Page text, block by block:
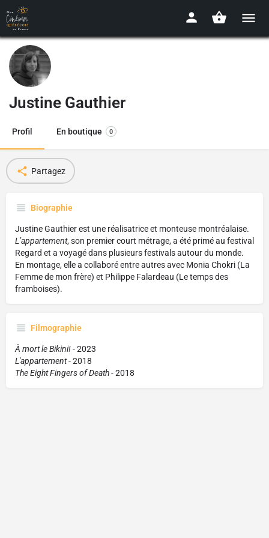
Justine Gauthier
Profil En boutique 0
Partagez
Biographie
Justine Gauthier est une réalisatrice et monteuse montréalaise.
L’appartement, son premier court métrage, a été primé au festival
Regard et a voyagé dans plusieurs festivals autour du monde.
En montage, elle a collaboré entre autres avec Monia Chokri (La
Femme de mon frère) et Philippe Falardeau (Le temps des
framboises).
Filmographie
À mort le Bikini!-2023
L'appartement- 2018
The Eight Fingers of Death-2018